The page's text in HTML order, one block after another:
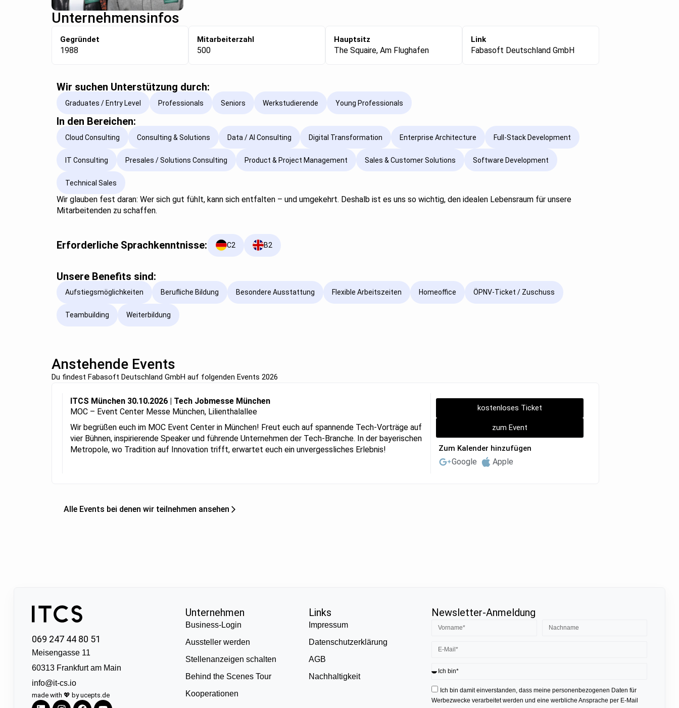
Unternehmensinfos
Gegründet
1988
Mitarbeiterzahl
500
Hauptsitz
The Squaire, Am Flughafen
Link
Fabasoft Deutschland GmbH
Wir suchen Unterstützung durch:
Graduates / Entry Level Professionals Seniors Werkstudierende Young Professionals
In den Bereichen:
Cloud Consulting Consulting & Solutions Data / AI Consulting Digital Transformation Enterprise Architecture Full-Stack Development
IT Consulting Presales / Solutions Consulting Product & Project Management Sales & Customer Solutions Software Development
Technical Sales
Wir glauben fest daran: Wer sich gut fühlt, kann sich entfalten – und umgekehrt. Deshalb ist es uns so wichtig, den idealen Lebensraum für unsere
Mitarbeitenden zu schaffen.
Erforderliche Sprachkenntnisse: C2 B2
Unsere Benefits sind:
Aufstiegsmöglichkeiten Berufliche Bildung Besondere Ausstattung Flexible Arbeitszeiten Homeoffice ÖPNV-Ticket / Zuschuss
Teambuilding Weiterbildung
Anstehende Events
Du findest Fabasoft Deutschland GmbH auf folgenden Events 2026
ITCS München 30.10.2026 | Tech Jobmesse München
MOC – Event Center Messe München, Lilienthalallee
Wir begrüßen euch im MOC Event Center in München! Freut euch auf spannende Tech-Vorträge auf
vier Bühnen, inspirierende Speaker und führende Unternehmen der Tech-Branche. In der bayerischen
Metropole, wo Tradition auf Innovation trifft, erwartet euch ein unvergessliches Erlebnis!
kostenloses Ticket
zum Event
Zum Kalender hinzufügen
Google Apple
Alle Events bei denen wir teilnehmen ansehen
069 247 44 80 51
Meisengasse 11
60313 Frankfurt am Main
info@it-cs.io
made with 💖 by ucepts.de
Unternehmen
Business-Login
Aussteller werden
Stellenanzeigen schalten
Behind the Scenes Tour
Kooperationen
Links
Impressum
Datenschutzerklärung
AGB
Nachhaltigkeit
Newsletter-Anmeldung
Ich bin damit einverstanden, dass meine personenbezogenen Daten für
Werbezwecke verarbeitet werden und eine werbliche Ansprache per E-Mail